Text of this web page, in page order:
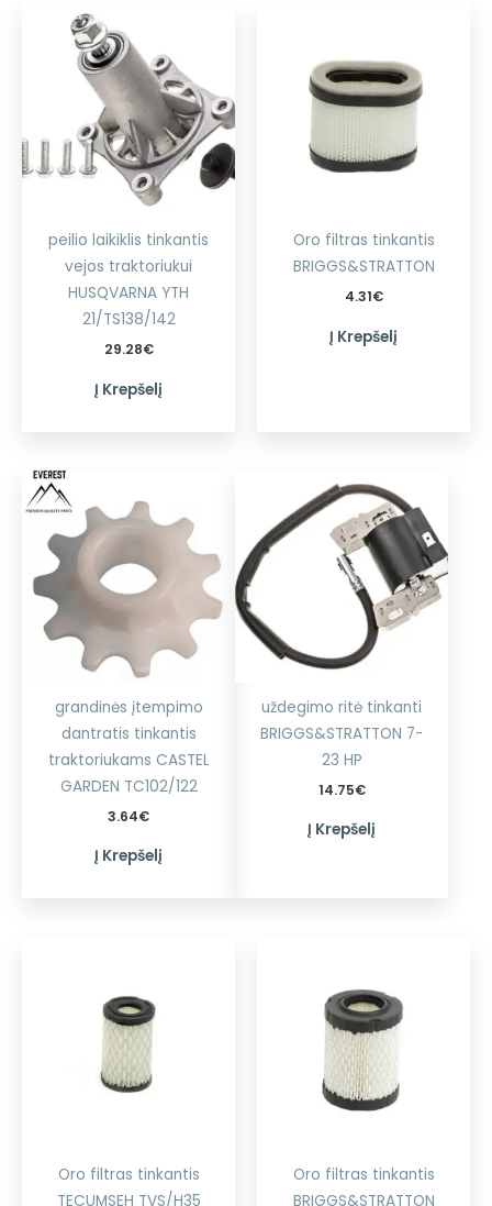
peilio laikiklis tinkantis
vejos traktoriukui
HUSQVARNA YTH
21/TS138/142
29.28€
Į Krepšelį
Oro filtras tinkantis
BRIGGS&STRATTON
4.31€
Į Krepšelį
grandinės įtempimo
dantratis tinkantis
traktoriukams CASTEL
GARDEN TC102/122
3.64€
Į Krepšelį
uždegimo ritė tinkanti
BRIGGS&STRATTON 7-
23 HP
14.75€
Į Krepšelį
Oro filtras tinkantis
TECUMSEH TVS/H35
Oro filtras tinkantis
BRIGGS&STRATTON